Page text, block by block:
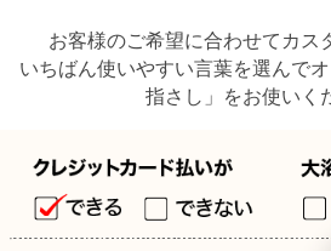
お客様のご希望に合わせてカス
いちばん使いやすい言葉を選んで
指さし」をお使いく